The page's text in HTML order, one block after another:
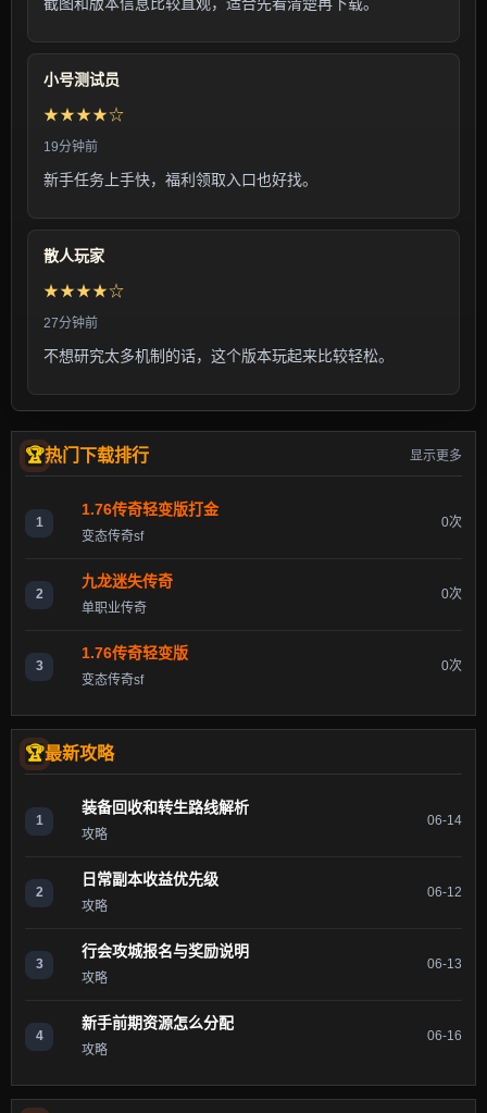
小号测试员
★★★★☆
19分钟前
新手任务上手快，福利领取入口也好找。
散人玩家
★★★★☆
27分钟前
不想研究太多机制的话，这个版本玩起来比较轻松。
热门下载排行 显示更多
1
1.76传奇轻变版打金
变态传奇sf
0次
2
九龙迷失传奇
单职业传奇
0次
3
1.76传奇轻变版
变态传奇sf
0次
最新攻略
1
装备回收和转生路线解析
攻略
06-14
2
日常副本收益优先级
攻略
06-12
3
行会攻城报名与奖励说明
攻略
06-13
4
新手前期资源怎么分配
攻略
06-16